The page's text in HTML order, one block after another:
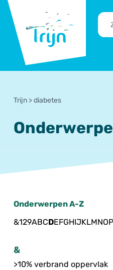
Trijn
en
Trijn >diabetes
Onderwerpen A-Z
&129ABCDEFGHIJKLMNOP
&
>10% verbrand oppervlak